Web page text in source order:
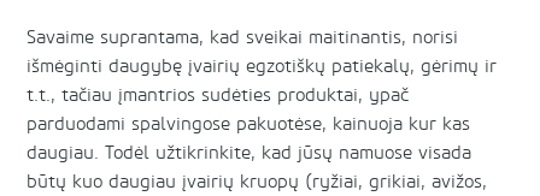
Savaime suprantama, kad sveikai maitinantis, norisi
išmėginti daugybę įvairių egzotiškų patiekalų, gėrimų ir
t.t., tačiau įmantrios sudėties produktai, ypač
parduodami spalvingose pakuotėse, kainuoja kur kas
daugiau. Todėl užtikrinkite, kad jūsų namuose visada
būtų kuo daugiau įvairių kruopų (ryžiai, grikiai, avižos,